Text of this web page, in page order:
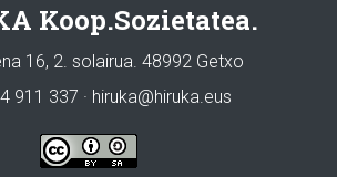
Koop.Sozietatea.
16, 2. solairua. 48992 Getxo
911 337 · hiruka@hiruka.eus